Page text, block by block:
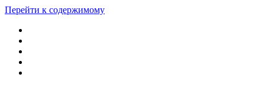
Перейти к содержимому